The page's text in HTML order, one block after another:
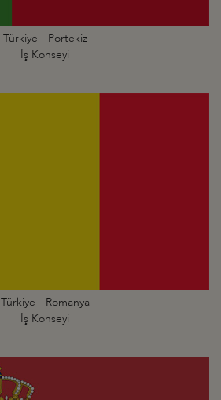
Türkiye - Portekiz
İş Konseyi
Türkiye - Romanya
İş Konseyi